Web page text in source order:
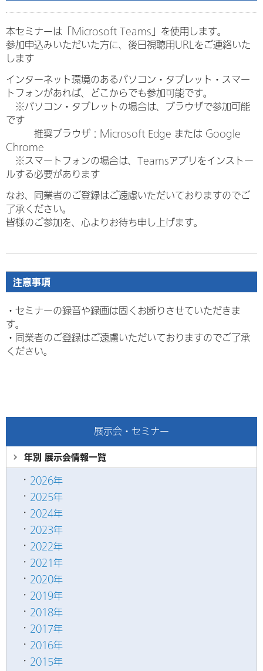
本セミナーは「Microsoft Teams」を使用します。
参加申込みいただいた方に、後日視聴用URLをご連絡いた
します
インターネット環境のあるパソコン・タブレット・スマー
トフォンがあれば、どこからでも参加可能です。
※パソコン・タブレットの場合は、ブラウザで参加可能
です
推奨ブラウザ：Microsoft Edge または Google
Chrome
※スマートフォンの場合は、Teamsアプリをインストー
ルする必要があります
なお、同業者のご登録はご遠慮いただいておりますのでご
了承ください。
皆様のご参加を、心よりお待ち申し上げます。
注意事項
・セミナーの録音や録画は固くお断りさせていただきま
す。
・ 同業者のご登録はご遠慮いただいておりますのでご了承
ください。
展示会・セミナー
年別 展示会情報一覧
2026年
2025年
2024年
2023年
2022年
2021年
2020年
2019年
2018年
2017年
2016年
2015年